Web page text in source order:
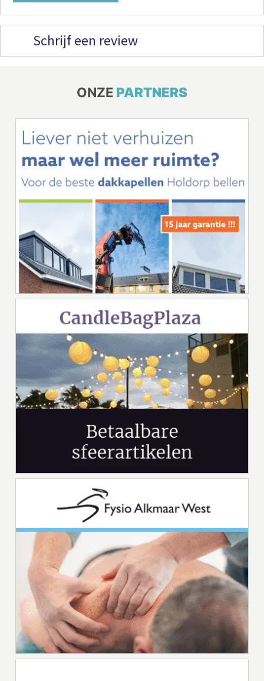
Schrijf een review
ONZE PARTNERS